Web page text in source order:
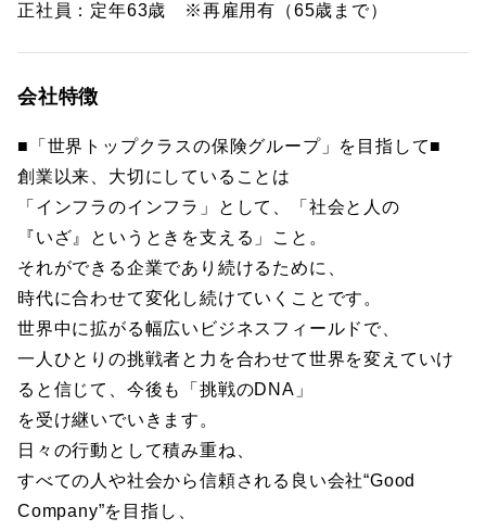
正社員：定年63歳 ※再雇用有（65歳まで）
会社特徴
■「世界トップクラスの保険グループ」を目指して■
創業以来、大切にしていることは
「インフラのインフラ」として、「社会と人の
『いざ』というときを支える」こと。
それができる企業であり続けるために、
時代に合わせて変化し続けていくことです。
世界中に拡がる幅広いビジネスフィールドで、
一人ひとりの挑戦者と力を合わせて世界を変えていけ
ると信じて、今後も「挑戦のDNA」
を受け継いでいきます。
日々の行動として積み重ね、
すべての人や社会から信頼される良い会社“Good
Company”を目指し、